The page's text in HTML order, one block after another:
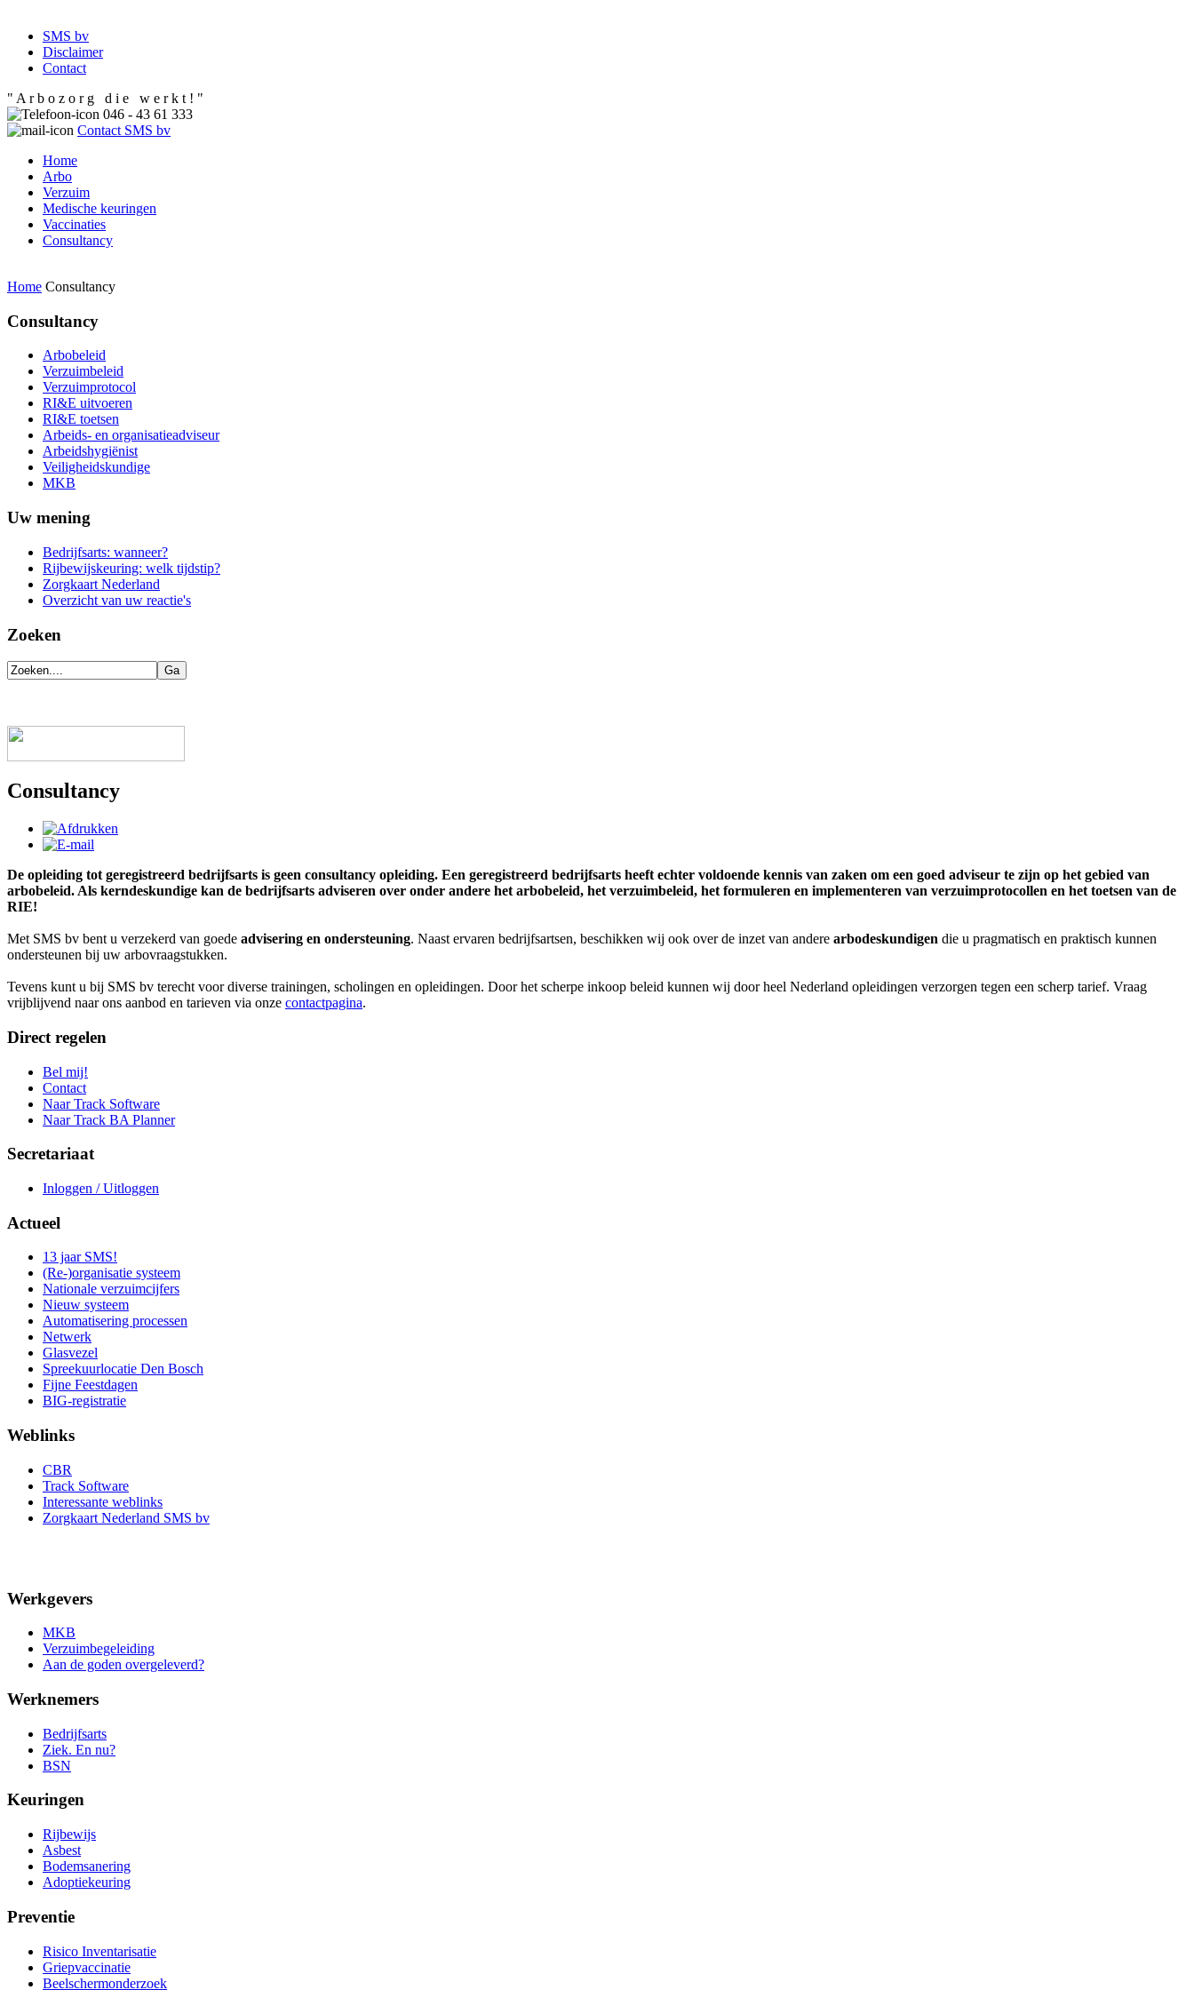
SMS bv
Disclaimer
Contact
" A r b o z o r g d i e w e r k t ! "
046 - 43 61 333
Contact SMS bv
Home
Arbo
Verzuim
Medische keuringen
Vaccinaties
Consultancy
Home Consultancy
Consultancy
Arbobeleid
Verzuimbeleid
Verzuimprotocol
RI&E uitvoeren
RI&E toetsen
Arbeids- en organisatieadviseur
Arbeidshygiënist
Veiligheidskundige
MKB
Uw mening
Bedrijfsarts: wanneer?
Rijbewijskeuring: welk tijdstip?
Zorgkaart Nederland
Overzicht van uw reactie's
Zoeken
Consultancy
De opleiding tot geregistreerd bedrijfsarts is geen consultancy opleiding. Een geregistreerd bedrijfsarts heeft echter voldoende kennis van zaken om een goed adviseur te zijn op het gebied van
arbobeleid. Als kerndeskundige kan de bedrijfsarts adviseren over onder andere het arbobeleid, het verzuimbeleid, het formuleren en implementeren van verzuimprotocollen en het toetsen van de
RIE!
Met SMS bv bent u verzekerd van goede advisering en ondersteuning. Naast ervaren bedrijfsartsen, beschikken wij ook over de inzet van andere arbodeskundigen die u pragmatisch en praktisch kunnen
ondersteunen bij uw arbovraagstukken.
Tevens kunt u bij SMS bv terecht voor diverse trainingen, scholingen en opleidingen. Door het scherpe inkoop beleid kunnen wij door heel Nederland opleidingen verzorgen tegen een scherp tarief. Vraag
vrijblijvend naar ons aanbod en tarieven via onze contactpagina.
Direct regelen
Bel mij!
Contact
Naar Track Software
Naar Track BA Planner
Secretariaat
Inloggen / Uitloggen
Actueel
13 jaar SMS!
(Re-)organisatie systeem
Nationale verzuimcijfers
Nieuw systeem
Automatisering processen
Netwerk
Glasvezel
Spreekuurlocatie Den Bosch
Fijne Feestdagen
BIG-registratie
Weblinks
CBR
Track Software
Interessante weblinks
Zorgkaart Nederland SMS bv
Werkgevers
MKB
Verzuimbegeleiding
Aan de goden overgeleverd?
Werknemers
Bedrijfsarts
Ziek. En nu?
BSN
Keuringen
Rijbewijs
Asbest
Bodemsanering
Adoptiekeuring
Preventie
Risico Inventarisatie
Griepvaccinatie
Beelschermonderzoek